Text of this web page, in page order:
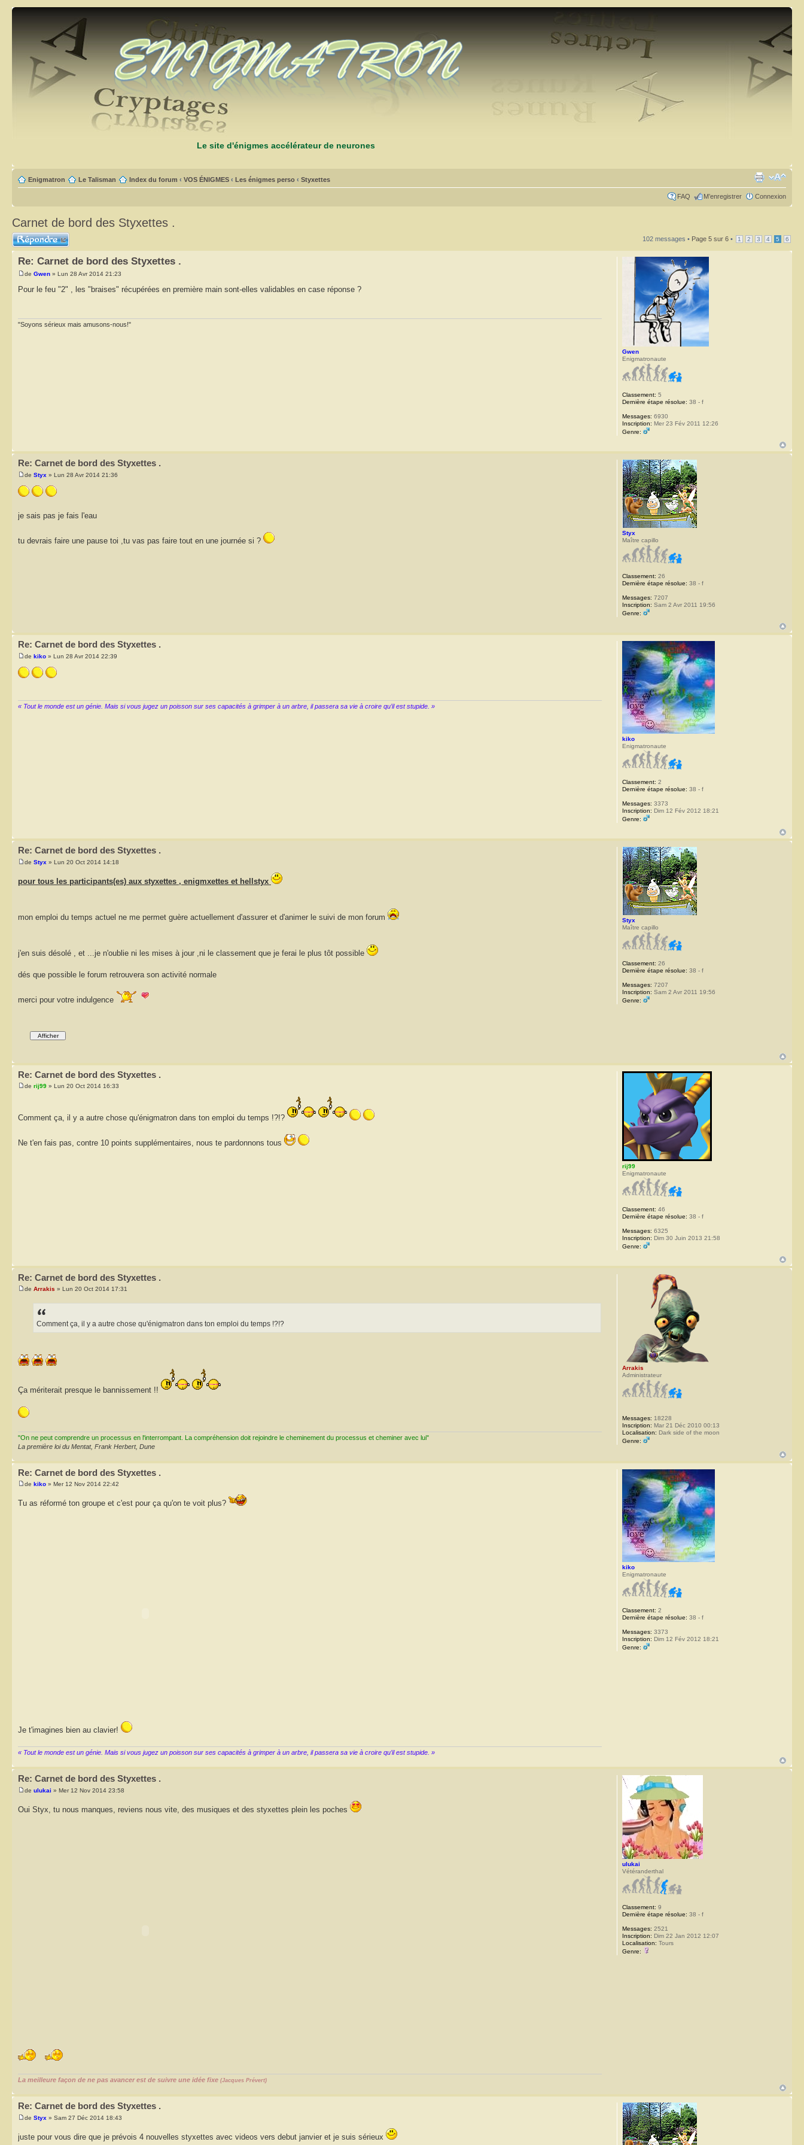
Le site d'énigmes accélérateur de neurones
Enigmatron Le Talisman Index du forum ‹ VOS ÉNIGMES ‹ Les énigmes perso ‹ Styxettes
FAQ M’enregistrer Connexion
Carnet de bord des Styxettes .
Répondre 102 messages • Page 5 sur 6 • 1 2 3 4 5 6
Re: Carnet de bord des Styxettes .
de Gwen » Lun 28 Avr 2014 21:23
Pour le feu "2" , les "braises" récupérées en première main sont-elles validables en case réponse ?
"Soyons sérieux mais amusons-nous!"
Gwen
Enigmatronaute
Classement: 5
Dernière étape résolue: 38 - f
Messages: 6930
Inscription: Mer 23 Fév 2011 12:26
Genre:
Re: Carnet de bord des Styxettes .
de Styx » Lun 28 Avr 2014 21:36
je sais pas je fais l'eau
tu devrais faire une pause toi ,tu vas pas faire tout en une journée si ?
Styx
Maître capillo
Classement: 26
Dernière étape résolue: 38 - f
Messages: 7207
Inscription: Sam 2 Avr 2011 19:56
Genre:
Re: Carnet de bord des Styxettes .
de kiko » Lun 28 Avr 2014 22:39
« Tout le monde est un génie. Mais si vous jugez un poisson sur ses capacités à grimper à un arbre, il passera sa vie à croire qu’il est stupide. »
kiko
Enigmatronaute
Classement: 2
Dernière étape résolue: 38 - f
Messages: 3373
Inscription: Dim 12 Fév 2012 18:21
Genre:
Re: Carnet de bord des Styxettes .
de Styx » Lun 20 Oct 2014 14:18
pour tous les participants(es) aux styxettes , enigmxettes et hellstyx
mon emploi du temps actuel ne me permet guère actuellement d'assurer et d'animer le suivi de mon forum
j'en suis désolé , et ...je n'oublie ni les mises à jour ,ni le classement que je ferai le plus tôt possible
dés que possible le forum retrouvera son activité normale
merci pour votre indulgence
Styx
Maître capillo
Classement: 26
Dernière étape résolue: 38 - f
Messages: 7207
Inscription: Sam 2 Avr 2011 19:56
Genre:
Re: Carnet de bord des Styxettes .
de rij99 » Lun 20 Oct 2014 16:33
Comment ça, il y a autre chose qu'énigmatron dans ton emploi du temps !?!?
Ne t'en fais pas, contre 10 points supplémentaires, nous te pardonnons tous
rij99
Enigmatronaute
Classement: 46
Dernière étape résolue: 38 - f
Messages: 6325
Inscription: Dim 30 Juin 2013 21:58
Genre:
Re: Carnet de bord des Styxettes .
de Arrakis » Lun 20 Oct 2014 17:31
Comment ça, il y a autre chose qu'énigmatron dans ton emploi du temps !?!?
Ça mériterait presque le bannissement !!
"On ne peut comprendre un processus en l'interrompant. La compréhension doit rejoindre le cheminement du processus et cheminer avec lui"
La première loi du Mentat, Frank Herbert, Dune
Arrakis
Administrateur
Messages: 18228
Inscription: Mar 21 Déc 2010 00:13
Localisation: Dark side of the moon
Genre:
Re: Carnet de bord des Styxettes .
de kiko » Mer 12 Nov 2014 22:42
Tu as réformé ton groupe et c'est pour ça qu'on te voit plus?
Je t'imagines bien au clavier!
« Tout le monde est un génie. Mais si vous jugez un poisson sur ses capacités à grimper à un arbre, il passera sa vie à croire qu’il est stupide. »
kiko
Enigmatronaute
Classement: 2
Dernière étape résolue: 38 - f
Messages: 3373
Inscription: Dim 12 Fév 2012 18:21
Genre:
Re: Carnet de bord des Styxettes .
de ulukai » Mer 12 Nov 2014 23:58
Oui Styx, tu nous manques, reviens nous vite, des musiques et des styxettes plein les poches
La meilleure façon de ne pas avancer est de suivre une idée fixe (Jacques Prévert)
ulukai
Vétéranderthal
Classement: 9
Dernière étape résolue: 38 - f
Messages: 2521
Inscription: Dim 22 Jan 2012 12:07
Localisation: Tours
Genre:
Re: Carnet de bord des Styxettes .
de Styx » Sam 27 Déc 2014 18:43
juste pour vous dire que je prévois 4 nouvelles styxettes avec videos vers debut janvier et je suis sérieux